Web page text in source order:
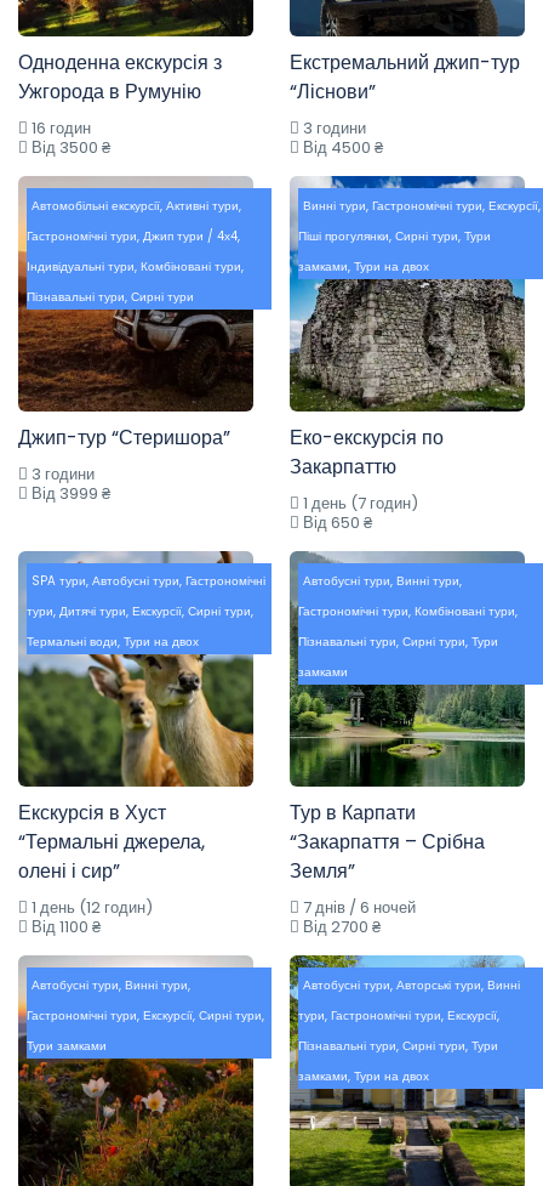
Одноденна екскурсія з
Ужгорода в Румунію
16 годин
Від 3500 ₴
Екстремальний джип-тур
“Ліснови”
3 години
Від 4500 ₴
Автомобільні екскурсії, Активні тури,
Гастрономічні тури, Джип тури / 4х4,
Індивідуальні тури, Комбіновані тури,
Пізнавальні тури, Сирні тури
Джип-тур “Стеришора”
3 години
Від 3999 ₴
Винні тури, Гастрономічні тури, Екскурсії,
Піші прогулянки, Сирні тури, Тури
замками, Тури на двох
Еко-екскурсія по
Закарпаттю
1 день (7 годин)
Від 650 ₴
SPA тури, Автобусні тури, Гастрономічні
тури, Дитячі тури, Екскурсії, Сирні тури,
Термальні води, Тури на двох
Екскурсія в Хуст
“Термальні джерела,
олені і сир”
1 день (12 годин)
Від 1100 ₴
Автобусні тури, Винні тури,
Гастрономічні тури, Комбіновані тури,
Пізнавальні тури, Сирні тури, Тури
замками
Тур в Карпати
“Закарпаття – Срібна
Земля”
7 днів / 6 ночей
Від 2700 ₴
Автобусні тури, Винні тури,
Гастрономічні тури, Екскурсії, Сирні тури,
Тури замками
Автобусні тури, Авторські тури, Винні
тури, Гастрономічні тури, Екскурсії,
Пізнавальні тури, Сирні тури, Тури
замками, Тури на двох